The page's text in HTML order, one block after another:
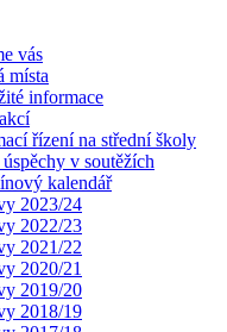
vás
místa
informace
řízení na střední školy
úspěchy v soutěžích
kalendář
2023/24
2022/23
2021/22
2020/21
2019/20
2018/19